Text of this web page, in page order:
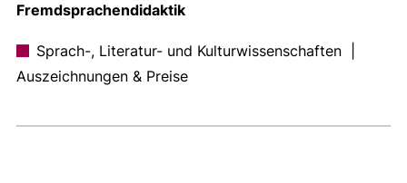
Fremdsprachendidaktik
Sprach-, Literatur- und Kulturwissenschaften
Auszeichnungen & Preise